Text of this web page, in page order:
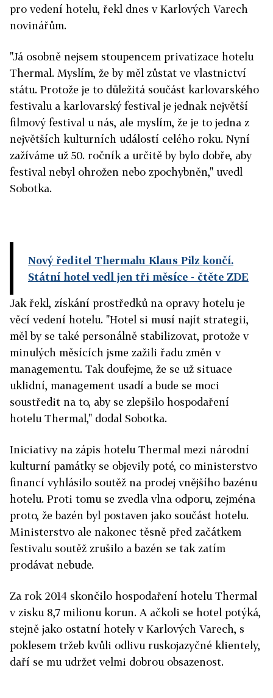
pro vedení hotelu, řekl dnes v Karlových Varech
novinářům.
"Já osobně nejsem stoupencem privatizace hotelu
Thermal. Myslím, že by měl zůstat ve vlastnictví
státu. Protože je to důležitá součást karlovarského
festivalu a karlovarský festival je jednak největší
filmový festival u nás, ale myslím, že je to jedna z
největších kulturních událostí celého roku. Nyní
zažíváme už 50. ročník a určitě by bylo dobře, aby
festival nebyl ohrožen nebo zpochybněn," uvedl
Sobotka.
Nový ředitel Thermalu Klaus Pilz končí.
Státní hotel vedl jen tři měsíce - čtěte ZDE
Jak řekl, získání prostředků na opravy hotelu je
věcí vedení hotelu. "Hotel si musí najít strategii,
měl by se také personálně stabilizovat, protože v
minulých měsících jsme zažili řadu změn v
managementu. Tak doufejme, že se už situace
uklidní, management usadí a bude se moci
soustředit na to, aby se zlepšilo hospodaření
hotelu Thermal," dodal Sobotka.
Iniciativy na zápis hotelu Thermal mezi národní
kulturní památky se objevily poté, co ministerstvo
financí vyhlásilo soutěž na prodej vnějšího bazénu
hotelu. Proti tomu se zvedla vlna odporu, zejména
proto, že bazén byl postaven jako součást hotelu.
Ministerstvo ale nakonec těsně před začátkem
festivalu soutěž zrušilo a bazén se tak zatím
prodávat nebude.
Za rok 2014 skončilo hospodaření hotelu Thermal
v zisku 8,7 milionu korun. A ačkoli se hotel potýká,
stejně jako ostatní hotely v Karlových Varech, s
poklesem tržeb kvůli odlivu ruskojazyčné klientely,
daří se mu udržet velmi dobrou obsazenost.